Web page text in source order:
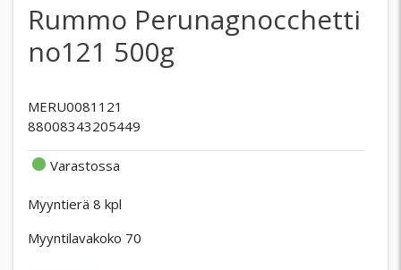
Rummo Perunagnocchetti
no121 500g
MERU0081121
88008343205449
Varastossa
Myyntierä 8 kpl
Myyntilavakoko 70